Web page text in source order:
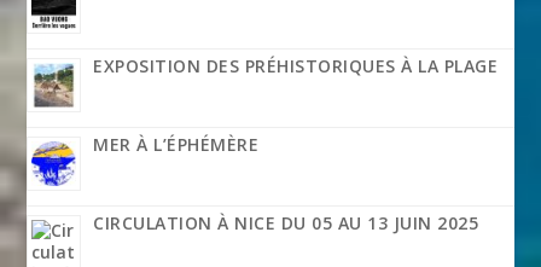
EXPOSITION DES PRÉHISTORIQUES À LA PLAGE
MER À L’ÉPHÉMÈRE
CIRCULATION À NICE DU 05 AU 13 JUIN 2025